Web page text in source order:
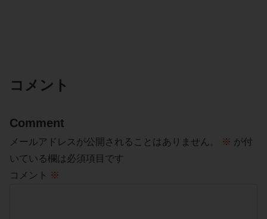
コメント
Comment
メールアドレスが公開されることはありません。 ※ が付
いている欄は必須項目です
コメント ※